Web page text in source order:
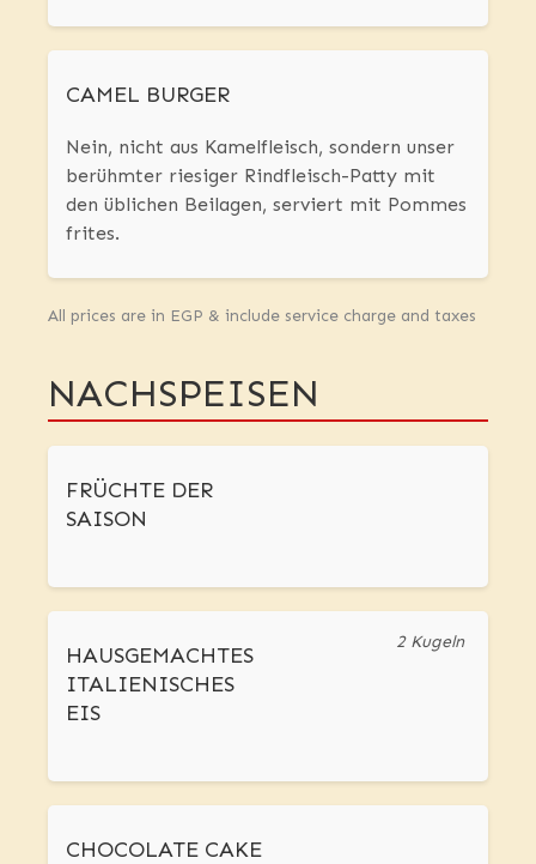
CAMEL BURGER
Nein, nicht aus Kamelfleisch, sondern unser
berühmter riesiger Rindfleisch-Patty mit
den üblichen Beilagen, serviert mit Pommes
frites.
All prices are in EGP & include service charge and taxes
NACHSPEISEN
FRÜCHTE DER
SAISON
HAUSGEMACHTES
ITALIENISCHES
EIS
2 Kugeln
CHOCOLATE CAKE